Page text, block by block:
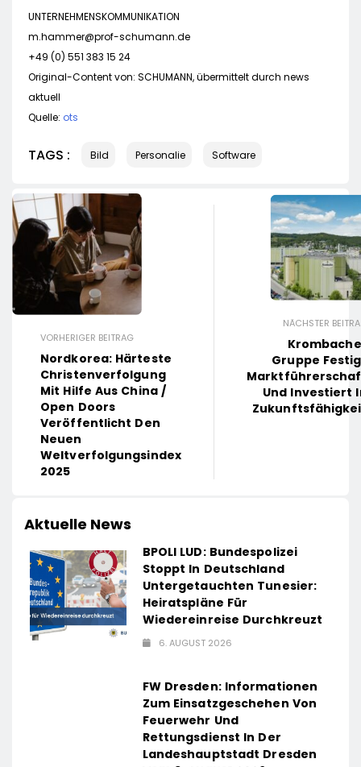
UNTERNEHMENSKOMMUNIKATION
m.hammer@prof-schumann.de
+49 (0) 551 383 15 24
Original-Content von: SCHUMANN, übermittelt durch news
aktuell
Quelle: ots
TAGS : Bild Personalie Software
VORHERIGER BEITRAG
Nordkorea: Härteste
Christenverfolgung
Mit Hilfe Aus China /
Open Doors
Veröffentlicht Den
Neuen
Weltverfolgungsindex
2025
NÄCHSTER
Gruppe
Und Investiert
Aktuelle News
BPOLI LUD: Bundespolizei
Stoppt In Deutschland
Untergetauchten Tunesier:
Heiratspläne Für
Wiedereinreise Durchkreuzt
6. AUGUST 2026
FW Dresden: Informationen
Zum Einsatzgeschehen Von
Feuerwehr Und
Rettungsdienst In Der
Landeshauptstadt Dresden